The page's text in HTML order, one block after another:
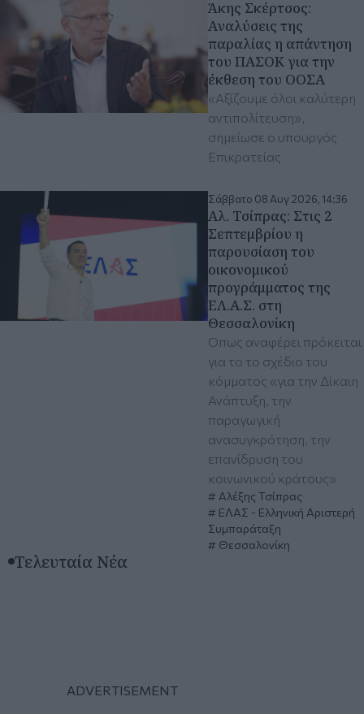
Άκης Σκέρτσος:
Aναλύσεις της
παραλίας η απάντηση
του ΠΑΣΟΚ για την
έκθεση του ΟΟΣΑ
«Αξίζουμε όλοι καλύτερη
αντιπολίτευση»,
σημείωσε ο υπουργός
Επικρατείας
Σάββατο 08 Αυγ 2026, 14:36
Αλ. Τσίπρας: Στις 2
Σεπτεμβρίου η
παρουσίαση του
οικονομικού
προγράμματος της
ΕΛ.Α.Σ. στη
Θεσσαλονίκη
Όπως αναφέρει πρόκειται
για το το σχέδιο του
κόμματος «για την Δίκαιη
Ανάπτυξη, την
παραγωγική
ανασυγκρότηση, την
επανίδρυση του
κοινωνικού κράτους»
Αλέξης Τσίπρας
ΕΛΑΣ - Ελληνική Αριστερή
Συμπαράταξη
Θεσσαλονίκη
Τελευταία Νέα